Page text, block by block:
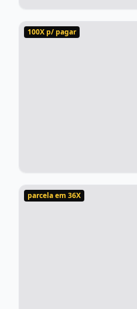
100X p/ pagar
parcela em 36X